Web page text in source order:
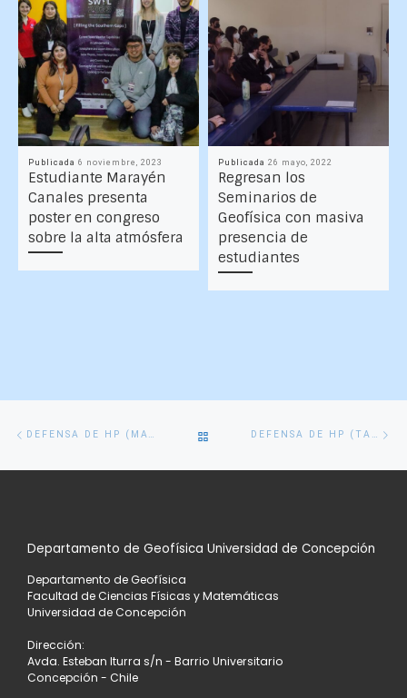
Publicada 6 noviembre, 2023
Estudiante Marayén
Canales presenta
poster en congreso
sobre la alta atmósfera
Publicada 26 mayo, 2022
Regresan los
Seminarios de
Geofísica con masiva
presencia de
estudiantes
Navegación
de
entradas
Entrada
DEFENSA DE HP (MATÍAS GUZMÁN) VOLVER
A
LISTA
DEFENSA DE HP (TANIA RIVAS)
Departamento de Geofísica Universidad de Concepción
Departamento de Geofísica
Facultad de Ciencias Físicas y Matemáticas
Universidad de Concepción
Dirección:
Avda. Esteban Iturra s/n - Barrio Universitario
Concepción - Chile